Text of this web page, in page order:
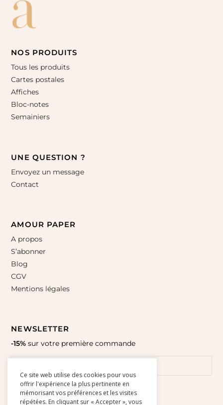
NOS PRODUITS
Tous les produits
Cartes postales
Affiches
Bloc-notes
Semainiers
UNE QUESTION ?
Envoyez un message
Contact
AMOUR PAPER
A propos
S’abonner
Blog
CGV
Mentions légales
NEWSLETTER
-15% sur votre première commande
Ce site web utilise des cookies pour vous
offrir l'expérience la plus pertinente en
mémorisant vos préférences et les visites
répétées. En cliquant sur « Accepter », vous